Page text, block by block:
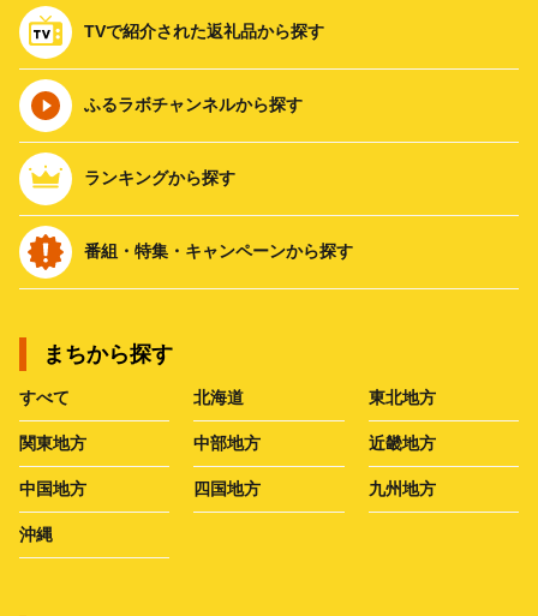
TVで紹介された返礼品から探す
ふるラボチャンネルから探す
ランキングから探す
番組・特集・キャンペーンから探す
まちから探す
すべて 北海道 東北地方
関東地方 中部地方 近畿地方
中国地方 四国地方 九州地方
沖縄